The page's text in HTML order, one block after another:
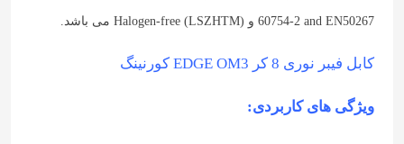
60754-2 and EN50267 و Halogen-free (LSZHTM) می باشد.
کابل فیبر نوری 8 کر EDGE OM3 کورنینگ
ویژگی های کاربردی: